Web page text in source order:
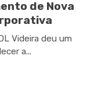
de Nova
Videira deu um
a...